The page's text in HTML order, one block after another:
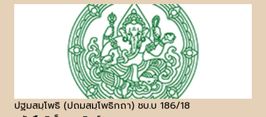
ปฐมสมฺโพธิ (ปถมสมฺโพธิกถา) ชบ.บ 186/18